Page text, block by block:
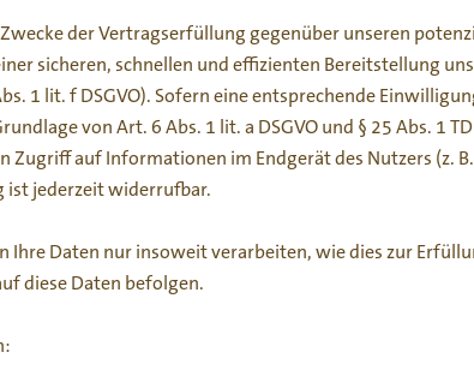
der Vertragserfüllung gegenüber unseren
sicheren, schnellen und effizienten Bereitstellung
1 lit. f DSGVO). Sofern eine entsprechende
von Art. 6 Abs. 1 lit. a DSGVO und § 25 Abs. 1
Zugriff auf Informationen im Endgerät des Nutzers (z.
ist jederzeit widerrufbar.
Ihre Daten nur insoweit verarbeiten, wie dies zur
diese Daten befolgen.